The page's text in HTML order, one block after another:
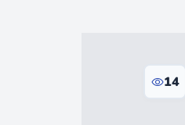
14